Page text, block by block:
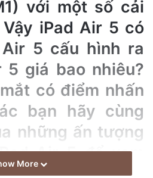
với một số cải
iPad Air 5 có
5 cấu hình ra
5 giá bao nhiêu?
có điểm nhấn
bạn hãy cùng
những ấn tượng
Air 5 để xem
bảng này có gì
More